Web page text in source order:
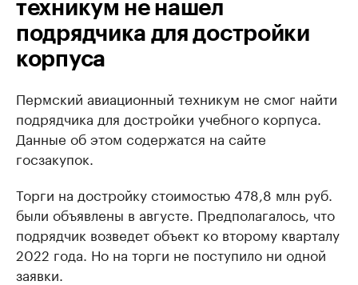
техникум не нашел
подрядчика для достройки
корпуса
Пермский авиационный техникум не смог найти
подрядчика для достройки учебного корпуса.
Данные об этом содержатся на сайте
госзакупок.
Торги на достройку стоимостью 478,8 млн руб.
были объявлены в августе. Предполагалось, что
подрядчик возведет объект ко второму кварталу
2022 года. Но на торги не поступило ни одной
заявки.